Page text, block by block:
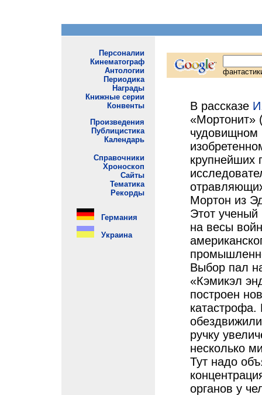
В рассказе
«Мортонит»
чудовищном
крупнейших
Мортон из
Этот ученый
на весы
Выбор пал
«Кэмикэл
построен
ручку
несколько
Тут надо
органов у